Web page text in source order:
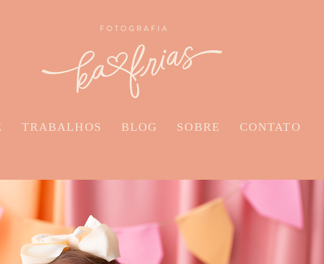
TRABALHOS BLOG SOBRE CONTATO